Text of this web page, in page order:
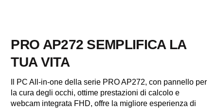
PRO AP272 SEMPLIFICA LA
TUA VITA
Il PC All-in-one della serie PRO AP272, con pannello per
la cura degli occhi, ottime prestazioni di calcolo e
webcam integrata FHD, offre la migliore esperienza di